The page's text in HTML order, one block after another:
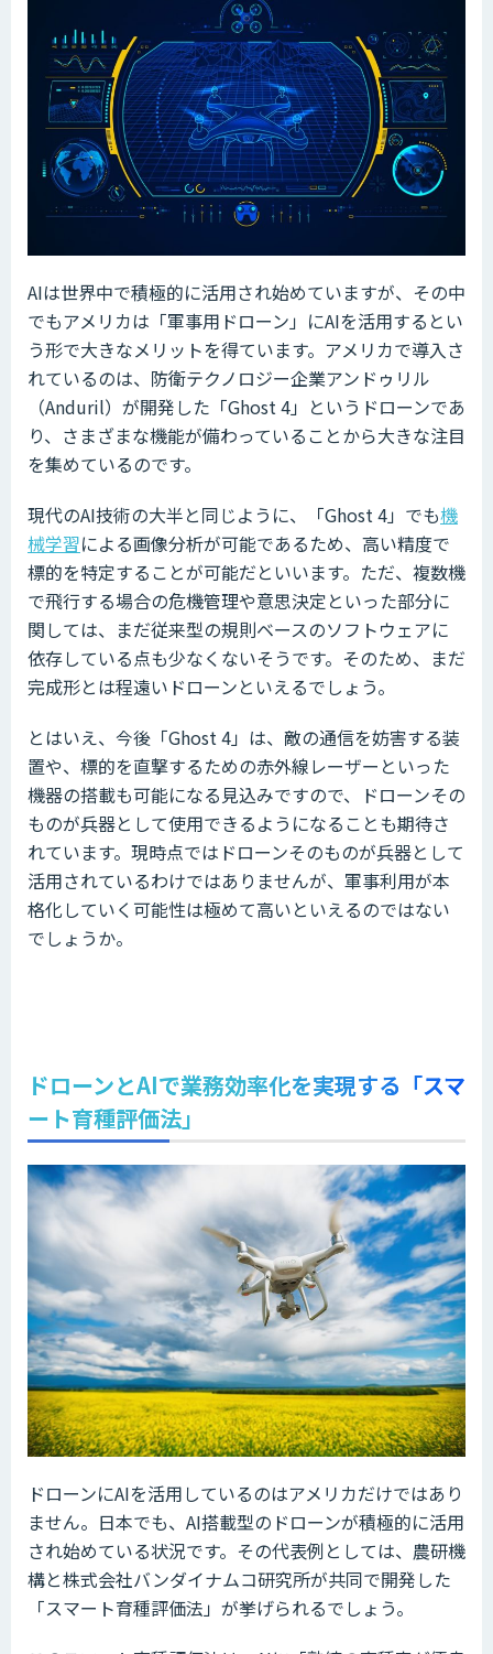
AIは世界中で積極的に活用され始めていますが、その中
でもアメリカは「軍事用ドローン」にAIを活用するとい
う形で大きなメリットを得ています。アメリカで導入さ
れているのは、防衛テクノロジー企業アンドゥリル
（Anduril）が開発した「Ghost 4」というドローンであ
り、さまざまな機能が備わっていることから大きな注目
を集めているのです。
現代のAI技術の大半と同じように、「Ghost 4」でも機
械学習による画像分析が可能であるため、高い精度で
標的を特定することが可能だといいます。ただ、複数機
で飛行する場合の危機管理や意思決定といった部分に
関しては、まだ従来型の規則ベースのソフトウェアに
依存している点も少なくないそうです。そのため、まだ
完成形とは程遠いドローンといえるでしょう。
とはいえ、今後「Ghost 4」は、敵の通信を妨害する装
置や、標的を直撃するための赤外線レーザーといった
機器の搭載も可能になる見込みですので、ドローンその
ものが兵器として使用できるようになることも期待さ
れています。現時点ではドローンそのものが兵器として
活用されているわけではありませんが、軍事利用が本
格化していく可能性は極めて高いといえるのではない
でしょうか。
ドローンとAIで業務効率化を実現する「スマ
ート育種評価法」
ドローンにAIを活用しているのはアメリカだけではあり
ません。日本でも、AI搭載型のドローンが積極的に活用
され始めている状況です。その代表例としては、農研機
構と株式会社バンダイナムコ研究所が共同で開発した
「スマート育種評価法」が挙げられるでしょう。